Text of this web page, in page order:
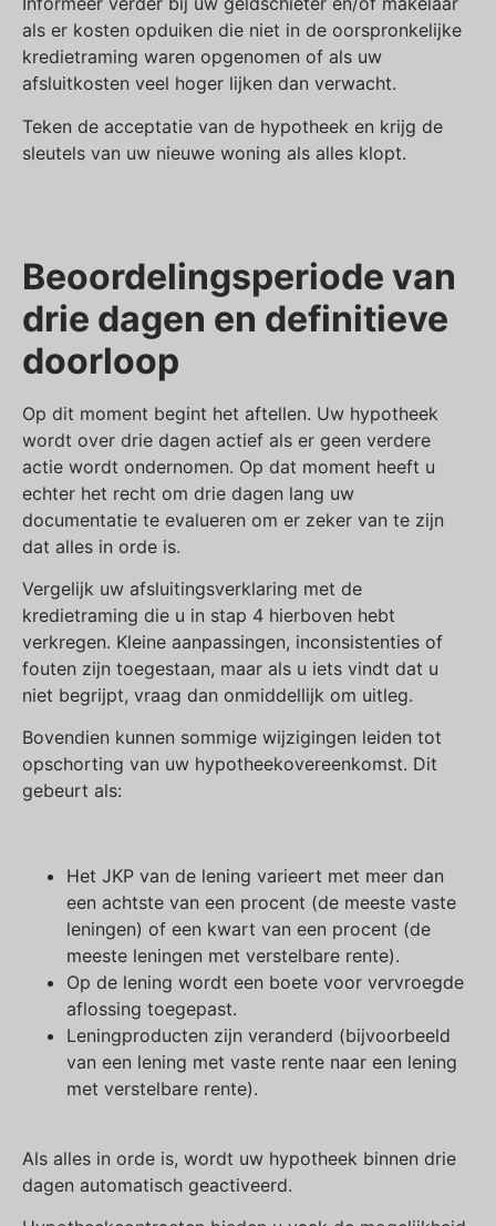
als er kosten opduiken die niet in de oorspronkelijke
kredietraming waren opgenomen of als uw
afsluitkosten veel hoger lijken dan verwacht.
Teken de acceptatie van de hypotheek en krijg de
sleutels van uw nieuwe woning als alles klopt.
Beoordelingsperiode van
drie dagen en definitieve
doorloop
Op dit moment begint het aftellen. Uw hypotheek
wordt over drie dagen actief als er geen verdere
actie wordt ondernomen. Op dat moment heeft u
echter het recht om drie dagen lang uw
documentatie te evalueren om er zeker van te zijn
dat alles in orde is.
Vergelijk uw afsluitingsverklaring met de
kredietraming die u in stap 4 hierboven hebt
verkregen. Kleine aanpassingen, inconsistenties of
fouten zijn toegestaan, maar als u iets vindt dat u
niet begrijpt, vraag dan onmiddellijk om uitleg.
Bovendien kunnen sommige wijzigingen leiden tot
opschorting van uw hypotheekovereenkomst. Dit
gebeurt als:
Het JKP van de lening varieert met meer dan
een achtste van een procent (de meeste vaste
leningen) of een kwart van een procent (de
meeste leningen met verstelbare rente).
Op de lening wordt een boete voor vervroegde
aflossing toegepast.
Leningproducten zijn veranderd (bijvoorbeeld
van een lening met vaste rente naar een lening
met verstelbare rente).
Als alles in orde is, wordt uw hypotheek binnen drie
dagen automatisch geactiveerd.